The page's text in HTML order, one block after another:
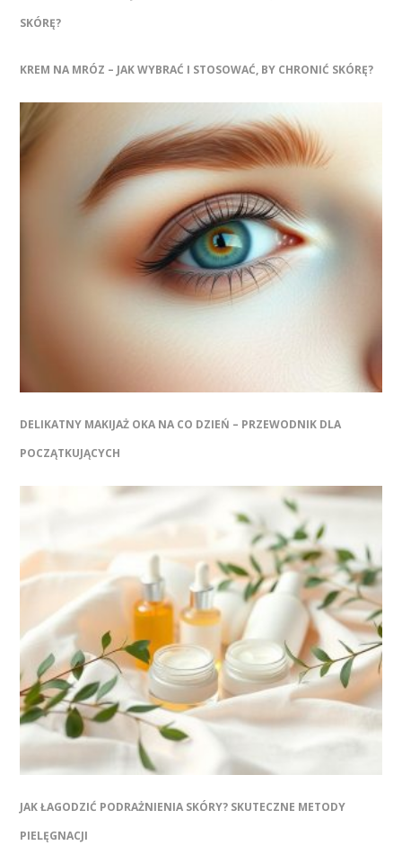
KREM NA MRÓZ – JAK WYBRAĆ I STOSOWAĆ, BY CHRONIĆ SKÓRĘ?
DELIKATNY MAKIJAŻ OKA NA CO DZIEŃ – PRZEWODNIK DLA
POCZĄTKUJĄCYCH
JAK ŁAGODZIĆ PODRAŻNIENIA SKÓRY? SKUTECZNE METODY
PIELĘGNACJI